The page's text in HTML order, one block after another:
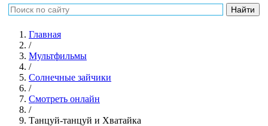
Главная
/
Мультфильмы
/
Солнечные зайчики
/
Смотреть онлайн
/
Танцуй-танцуй и Хватайка